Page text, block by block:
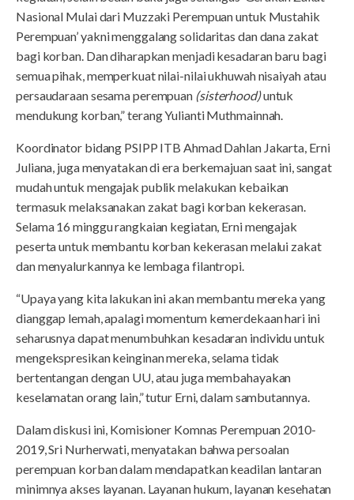
Nasional Mulai dari Muzzaki Perempuan untuk Mustahik
Perempuan’ yakni menggalang solidaritas dan dana zakat
bagi korban. Dan diharapkan menjadi kesadaran baru bagi
semua pihak, memperkuat nilai-nilai ukhuwah nisaiyah atau
persaudaraan sesama perempuan (sisterhood)untuk
mendukung korban,” terang Yulianti Muthmainnah.
Koordinator bidang PSIPP ITB Ahmad Dahlan Jakarta, Erni
Juliana, juga menyatakan di era berkemajuan saat ini, sangat
mudah untuk mengajak publik melakukan kebaikan
termasuk melaksanakan zakat bagi korban kekerasan.
Selama 16 minggu rangkaian kegiatan, Erni mengajak
peserta untuk membantu korban kekerasan melalui zakat
dan menyalurkannya ke lembaga filantropi.
“Upaya yang kita lakukan ini akan membantu mereka yang
dianggap lemah, apalagi momentum kemerdekaan hari ini
seharusnya dapat menumbuhkan kesadaran individu untuk
mengekspresikan keinginan mereka, selama tidak
bertentangan dengan UU, atau juga membahayakan
keselamatan orang lain,” tutur Erni, dalam sambutannya.
Dalam diskusi ini, Komisioner Komnas Perempuan 2010-
2019, Sri Nurherwati, menyatakan bahwa persoalan
perempuan korban dalam mendapatkan keadilan lantaran
minimnya akses layanan. Layanan hukum, layanan kesehatan